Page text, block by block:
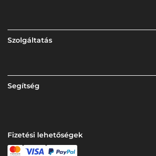
Szolgáltatás
Segítség
Fizetési lehetőségek